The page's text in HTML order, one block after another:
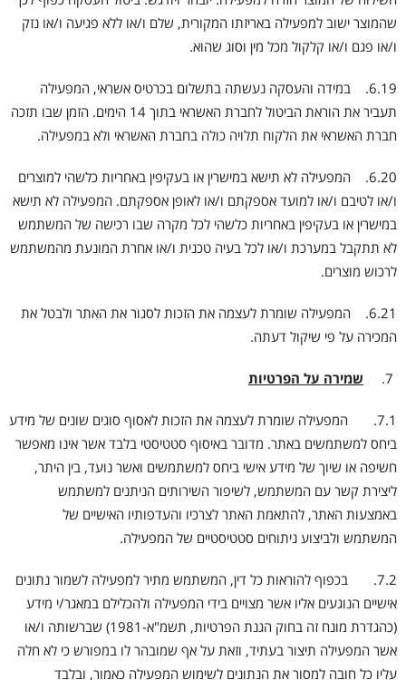
שהמוצר ישוב למפעילה באריזתו המקורית, שלם ו/או ללא פגיעה ו/או נזק
ו/או פגם ו/או קלקול מכל מין וסוג שהוא.
6.19. במידה והעסקה נעשתה בתשלום בכרטיס אשראי, המפעילה
תעביר את הוראת הביטול לחברת האשראי בתוך 14 הימים. הזמן שבו תזכה
חברת האשראי את הלקוח תלויה כולה בחברת האשראי ולא במפעילה.
6.20. המפעילה לא תישא במישרין או בעקיפין באחריות כלשהי למוצרים
ו/או לטיבם ו/או למועד אספקתם ו/או לאופן אספקתם. המפעילה לא תישא
במישרין או בעקיפין באחריות כלשהי לכל מקרה שבו רכישה של המשתמש
לא תתקבל במערכת ו/או לכל בעיה טכנית ו/או אחרת המונעת מהמשתמש
לרכוש מוצרים.
6.21. המפעילה שומרת לעצמה את הזכות לסגור את האתר ולבטל את
המכירה על פי שיקול דעתה.
שמירה על הפרטיות
7.1. המפעילה שומרת לעצמה את הזכות לאסוף סוגים שונים של מידע
ביחס למשתמשים באתר. מדובר באיסוף סטטיסטי בלבד אשר אינו מאפשר
חשיפה או שיוך של מידע אישי ביחס למשתמשים ואשר נועד, בין היתר,
ליצירת קשר עם המשתמש, לשיפור השירותים הניתנים למשתמש
באמצעות האתר, להתאמת האתר לצרכיו והעדפותיו האישיים של
המשתמש ולביצוע ניתוחים סטטיסטיים של המפעילה.
7.2. בכפוף להוראות כל דין, המשתמש מתיר למפעילה לשמור נתונים
אישיים הנוגעים אליו אשר מצויים בידי המפעילה ולהכלילם במאגר/י מידע
(כהגדרת מונח זה בחוק הגנת הפרטיות, תשמ"א-1981) שברשותה ו/או
אשר המפעילה תיצור בעתיד, וזאת על אף שמובהר לו במפורש כי לא חלה
עליו כל חובה למסור את הנתונים לשימוש המפעילה כאמור, ובלבד